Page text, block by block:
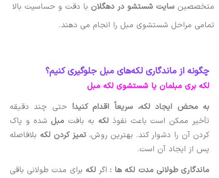
متخصصین سایت شستشو در دهگلان با دقت و حساسیت بالا
تمامی مراحل شستشوی مبل را انجام می دهند.
چگونه از ماندگاری لکه‌های مبل جلوگیری کنیم؟
لکه بری مبلمان یا شستشوی لکه مبل
به محض ایجاد لکه، سریعاً اقدام کنید!حتی چند دقیقه
تأخیر ممکن است باعث نفوذ لکهبه بافت مبلشده و پاک
کردن آن را دشوار کند. بهترین روش، تمیز کردن لکهبلافاصله
پس از ایجاد آن است.
ماندگاری طولانی مدت لکه ها : اگر لکه برای مدت طولانی باقی